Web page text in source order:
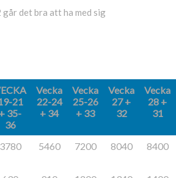
det bra att ha med sig
21
+ 35-
36
Vecka
22-24
+ 34
Vecka
25-26
+ 33
Vecka
27 +
32
Vecka
28 +
31
3780 5460 7200 8040 8400